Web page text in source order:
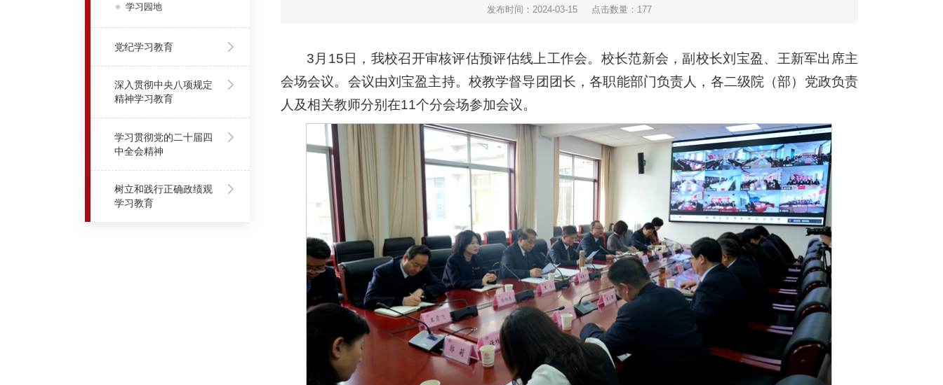
学习园地
党纪学习教育
深入贯彻中央八项规定
精神学习教育
学习贯彻党的二十届四
中全会精神
树立和践行正确政绩观
学习教育
发布时间：2024-03-15 点击数量： 177
3月15日，我校召开审核评估预评估线上工作会。校长范新会，副校长刘宝盈、王新军出席主
会场会议。会议由刘宝盈主持。校教学督导团团长，各职能部门负责人，各二级院（部）党政负责
人及相关教师分别在11个分会场参加会议。